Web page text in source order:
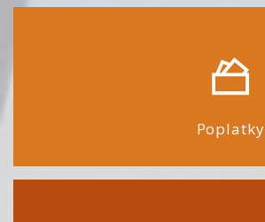
Poplatky